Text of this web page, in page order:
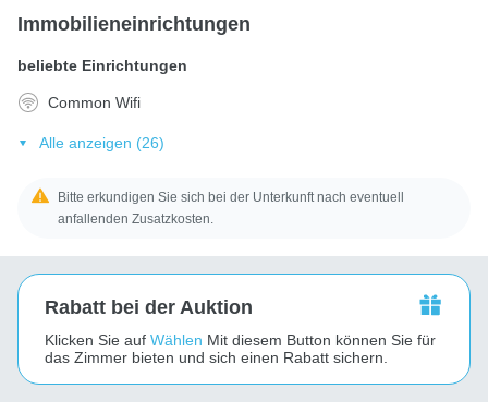
Immobilieneinrichtungen
beliebte Einrichtungen
Common Wifi
Alle anzeigen (26)
Bitte erkundigen Sie sich bei der Unterkunft nach eventuell
anfallenden Zusatzkosten.
Rabatt bei der Auktion
Klicken Sie auf Wählen Mit diesem Button können Sie für
das Zimmer bieten und sich einen Rabatt sichern.